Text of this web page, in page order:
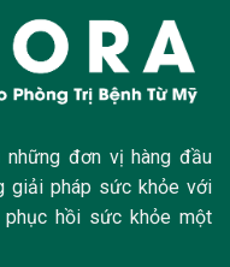
những đơn vị hàng đầu
giải pháp sức khỏe với
hồi sức khỏe một